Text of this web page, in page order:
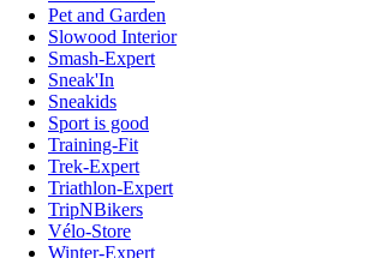
Pet and Garden
Slowood Interior
Smash-Expert
Sneak'In
Sneakids
Sport is good
Training-Fit
Trek-Expert
Triathlon-Expert
TripNBikers
Vélo-Store
Winter-Expert